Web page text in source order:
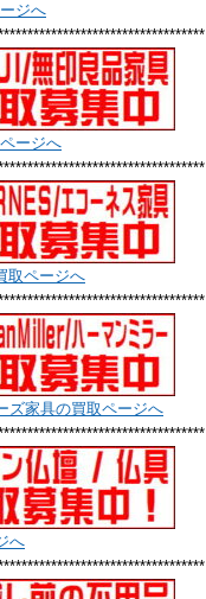
ジへ
ージへ
取ページへ
ズ家具の買取ページへ
へ